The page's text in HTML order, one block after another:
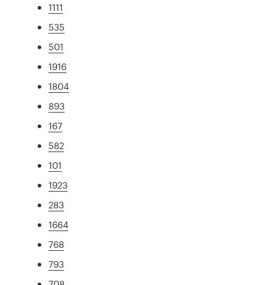
1111
535
501
1916
1804
893
167
582
101
1923
283
1664
768
793